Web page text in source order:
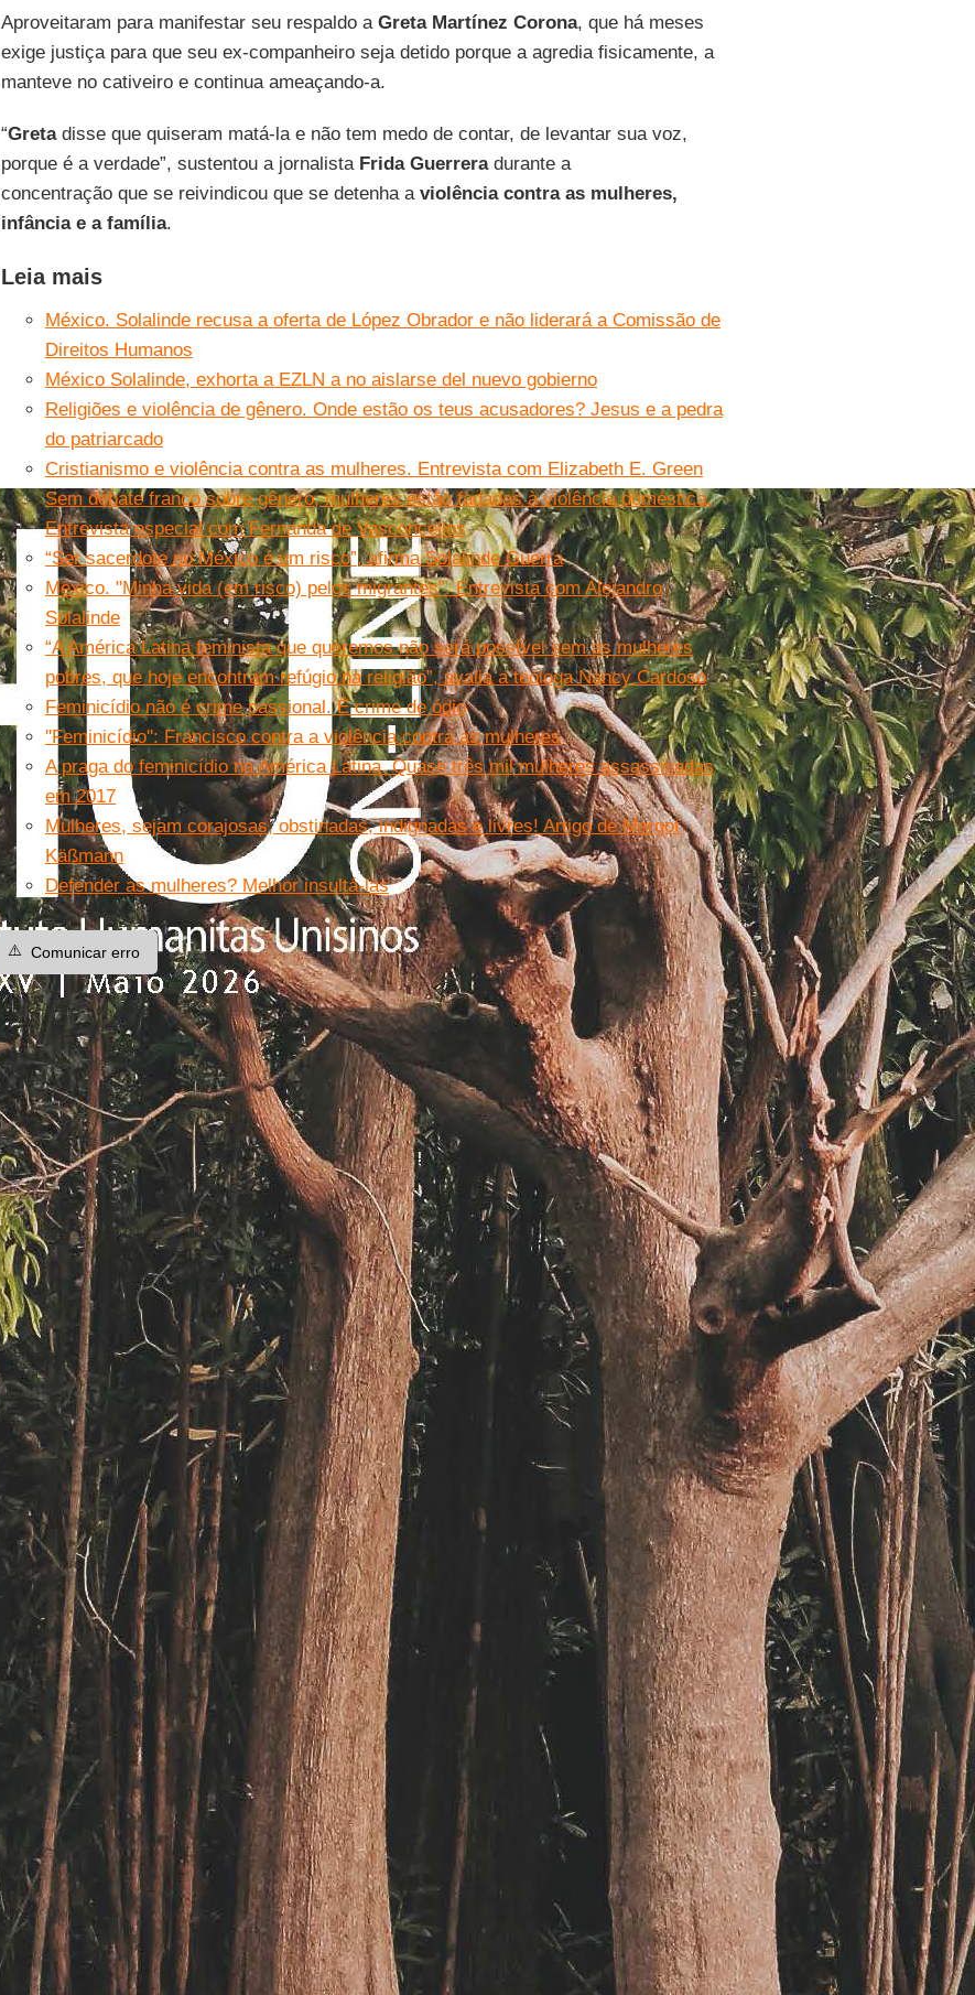
Aproveitaram para manifestar seu respaldo a Greta Martínez Corona, que há meses
exige justiça para que seu ex-companheiro seja detido porque a agredia fisicamente, a
manteve no cativeiro e continua ameaçando-a.
“Gretadisse que quiseram matá-la e não tem medo de contar, de levantar sua voz,
porque é a verdade”, sustentou a jornalista Frida Guerreradurante a
concentração que se reivindicou que se detenha a violência contra as mulheres,
infância e a família.
Leia mais
México. Solalinde recusa a oferta de López Obrador e não liderará a Comissão de
Direitos Humanos
México Solalinde, exhorta a EZLN a no aislarse del nuevo gobierno
Religiões e violência de gênero. Onde estão os teus acusadores? Jesus e a pedra
do patriarcado
Cristianismo e violência contra as mulheres. Entrevista com Elizabeth E. Green
Sem debate franco sobre gênero, mulheres estão fadadas à violência doméstica.
Entrevista especial com Fernanda de Vasconcellos
“Ser sacerdote no México é um risco”, afirma Solalinde Guerra
México. "Minha vida (em risco) pelos migrantes”. Entrevista com Alejandro
Solalinde
“A América Latina feminista que queremos não será possível sem as mulheres
pobres, que hoje encontram refúgio na religião”, avalia a teóloga Nancy Cardoso
Feminicídio não é crime passional. É crime de ódio
''Feminicídio'': Francisco contra a violência contra as mulheres
A praga do feminicídio na América Latina. Quase três mil mulheres assassinadas
em 2017
Mulheres, sejam corajosas, obstinadas, indignadas e livres! Artigo de Margot
Käßmann
Defender as mulheres? Melhor insultá-las
⚠️ Comunicar erro